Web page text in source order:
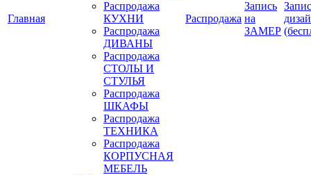
Главная
Распродажа
КУХНИ
Распродажа
ДИВАНЫ
Распродажа
СТОЛЫ И
СТУЛЬЯ
Распродажа
ШКАФЫ
Распродажа
ТЕХНИКА
Распродажа
КОРПУСНАЯ
МЕБЕЛЬ
Распродажа
Запись
на
ЗАМЕР